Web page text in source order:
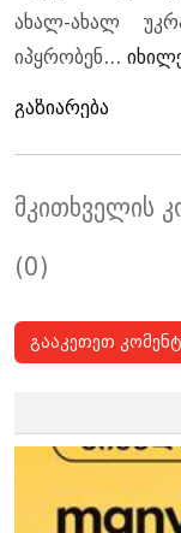
ახალ-ახალ
იპყრობენ...
გაზიარება
მკითხველის
(0)
გააკეთეთ